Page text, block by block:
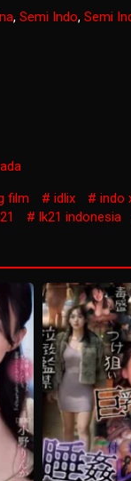
, Semi Indo, Semi
film idlix indo
lk21 indonesia